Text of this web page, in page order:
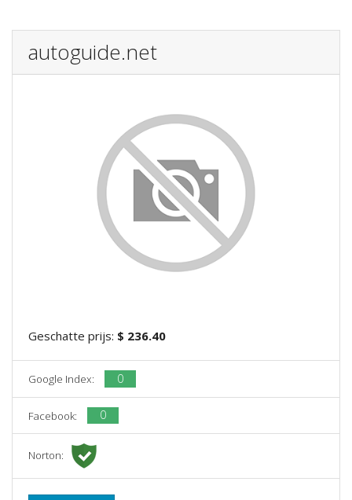
autoguide.net
Geschatte prijs: $ 236.40
Google Index: 0
Facebook: 0
Norton: